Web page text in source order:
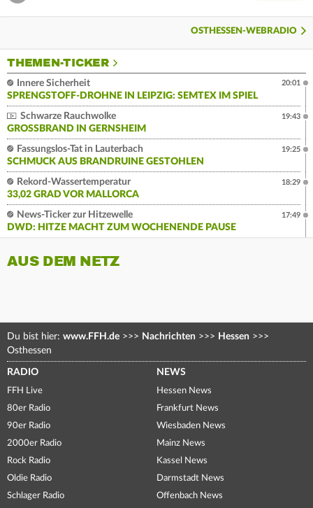
OSTHESSEN-WEBRADIO
THEMEN-TICKER
Innere Sicherheit
SPRENGSTOFF-DROHNE IN LEIPZIG: SEMTEX IM SPIEL
20:01
Schwarze Rauchwolke
GROSSBRAND IN GERNSHEIM
19:43
Fassungslos-Tat in Lauterbach
SCHMUCK AUS BRANDRUINE GESTOHLEN
19:25
Rekord-Wassertemperatur
33,02 GRAD VOR MALLORCA
18:29
News-Ticker zur Hitzewelle
DWD: HITZE MACHT ZUM WOCHENENDE PAUSE
17:49
AUS DEM NETZ
Du bist hier: www.FFH.de >>> Nachrichten >>> Hessen >>>
Osthessen
RADIO
FFH Live
80er Radio
90er Radio
2000er Radio
Rock Radio
Oldie Radio
Schlager Radio
NEWS
Hessen News
Frankfurt News
Wiesbaden News
Mainz News
Kassel News
Darmstadt News
Offenbach News